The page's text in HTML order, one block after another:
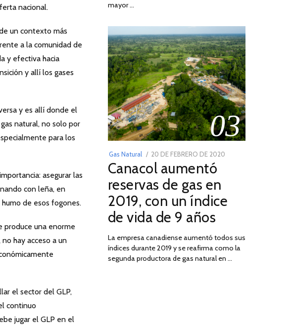
nacional.
un contexto más
a la comunidad de
y efectiva hacia
y allí los gases
y es allí donde el
natural, no solo por
para los
asegurar las
con leña, en
de esos fogones.
produce una enorme
hay acceso a un
el sector del GLP,
continuo
jugar el GLP en el
mayor …
03
Gas Natural
POSTED
ON
20 DE FEBRERO DE 2020
2025
Canacol aumentó
reservas de gas en
2019, con un índice
de vida de 9 años
La empresa canadiense aumentó todos sus
índices durante 2019 y se reafirma como la
segunda productora de gas natural en …